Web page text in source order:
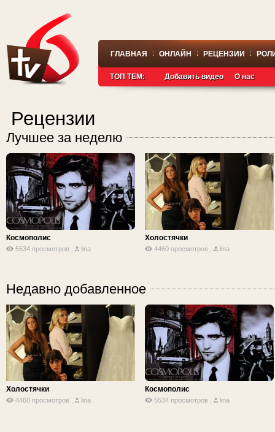
ГЛАВНАЯ ОНЛАЙН РЕЦЕНЗИИ
ТОП ТЕМ: Добавить видео О нас
Рецензии
Лучшее за неделю
Космополис
5534 просмотров , lina
Холостячки
4460 просмотров , lina
Недавно добавленное
Холостячки
4460 просмотров , lina
Космополис
5534 просмотров , lina